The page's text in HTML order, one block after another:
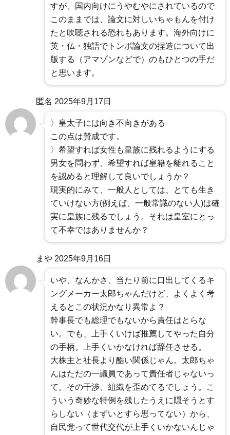
すが、国内向けにうやむやにされているので
このままでは、論文に対しいちゃもんを付け
たと吹聴される恐れもあります。海外向けに
英・仏・独語でトンボ論文の捏造について出
版する（アマゾンなどで）のもひとつの手だ
と思います。
匿名 2025年9月17日
〉皇太子には向き不向きがある
この点は賛成です。
〉希望すれば女性も皇族に残れるようにする
男女を問わず、希望すれば皇籍を離れること
を認めると理解して良いでしょうか？
現実的にみて、一般人としては、とても生き
ていけない方(例えば、一般常識のない人)は確
実に皇族に残るでしょう。それは皇室にとっ
て不幸ではありませんか？
まや 2025年9月16日
いや、なんかさ、当たり前に口出してくるキ
ングメーカー太郎ちゃんだけど、よくよく考
えるとこの状況かなり異常よ？
幹事長でも総理でもないから責任はとらな
い。でも、上手くいけば推薦してやった自分
の手柄。上手くいかなければ辞任させる。
大株主と社長より酷い関係じゃん。太郎ちゃ
んはただの一議員であって責任者じゃないっ
て。その干渉、組織を歪めてるでしょう。こ
ういう奇妙な特例を残したうえに隠そうとす
らしない（まずいとすら思ってない）から、
自民党って世代交代が上手くいかないんじゃ